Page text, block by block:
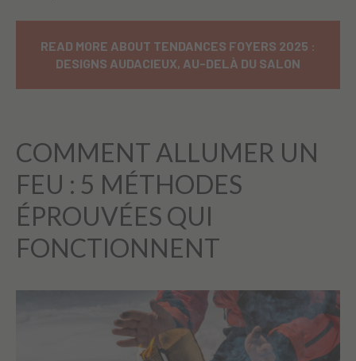
READ MORE ABOUT TENDANCES FOYERS 2025 :
DESIGNS AUDACIEUX, AU-DELÀ DU SALON
COMMENT ALLUMER UN
FEU : 5 MÉTHODES
ÉPROUVÉES QUI
FONCTIONNENT